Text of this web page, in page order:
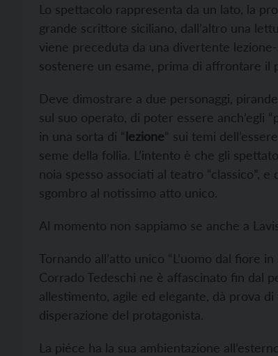
Lo spettacolo rappresenta da un lato, la
grande scrittore siciliano, dall’altro una
viene preceduta da una divertente
sostenere un esame, prima di affrontare il
Deve dimostrare a due personaggi,
sul suo operato, di poter essere anch’egli
in una sorta di “lezione” sui temi
seme della follia. L’intento è che gli
noia spesso associati al teatro “classico”,
sgombro al notissimo atto unico.
Al momento non sappiamo se anche a
Tornando all’atto unico “L’uomo dal fiore
Corrado Tedeschi ne è affascinato fin dal
allestimento, agile ed elegante, dà prova
disperazione del protagonista.
La piéce ha la sua ambientazione